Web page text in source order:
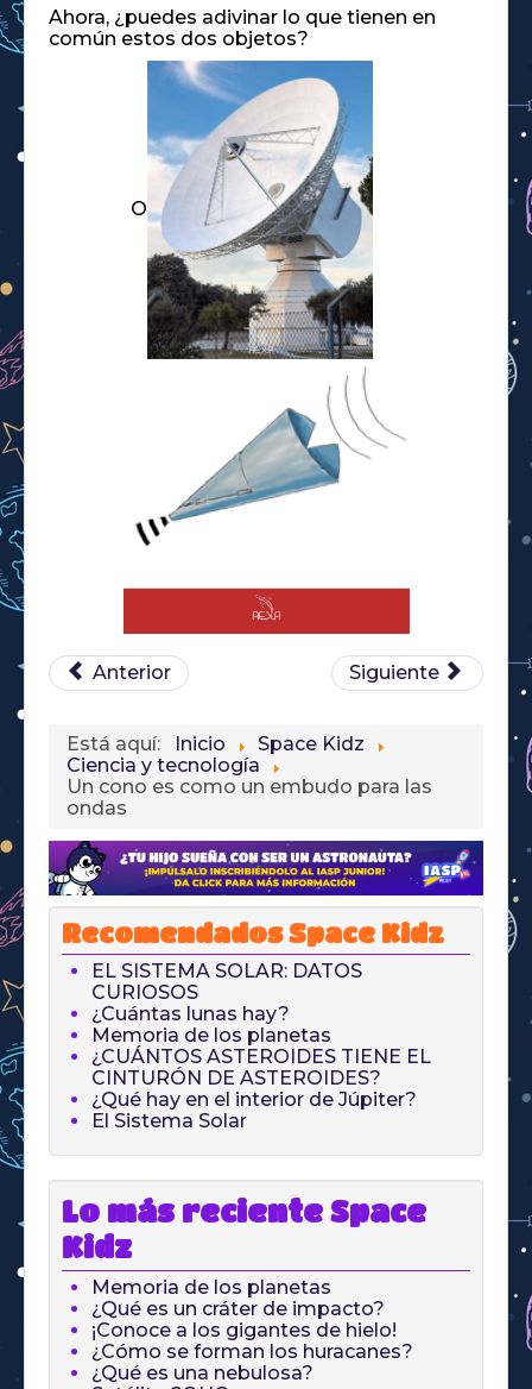
Ahora, ¿puedes adivinar lo que tienen en
común estos dos objetos?
O
Anterior Siguiente
Está aquí: Inicio
Space Kidz
Ciencia y tecnología
Un cono es como un embudo para las
ondas
Recomendados Space Kidz
EL SISTEMA SOLAR: DATOS
CURIOSOS
¿Cuántas lunas hay?
Memoria de los planetas
¿CUÁNTOS ASTEROIDES TIENE EL
CINTURÓN DE ASTEROIDES?
¿Qué hay en el interior de Júpiter?
El Sistema Solar
Lo más reciente Space
Kidz
Memoria de los planetas
¿Qué es un cráter de impacto?
¡Conoce a los gigantes de hielo!
¿Cómo se forman los huracanes?
¿Qué es una nebulosa?